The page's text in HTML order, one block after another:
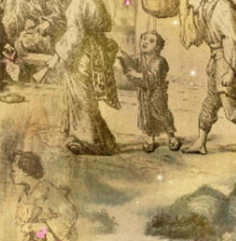
Фотообои космос
Фотообои города
Дизайнерские цветы
Фотообои арт
Фотообои деревья
Фотообои мемфис
Фотообои геометрия